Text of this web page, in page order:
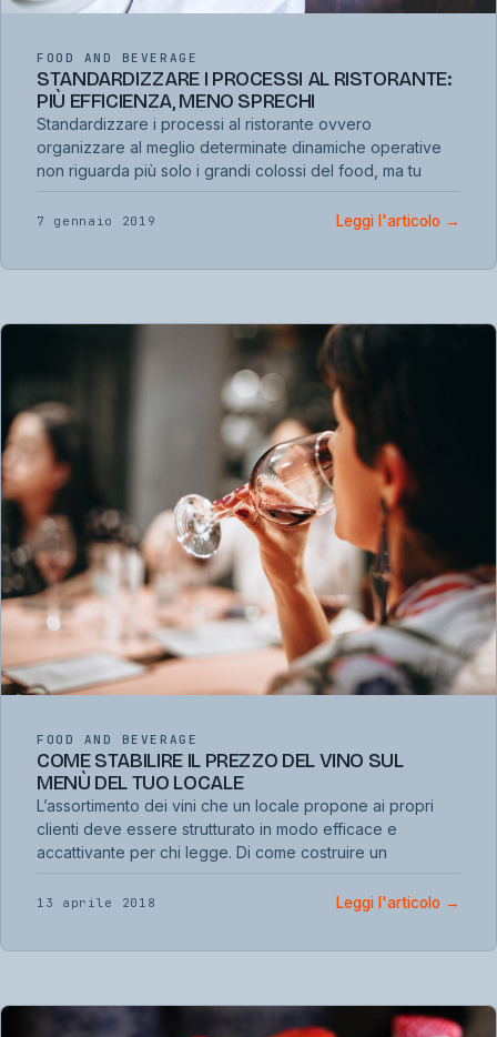
FOOD AND BEVERAGE
STANDARDIZZARE I PROCESSI AL RISTORANTE:
PIÙ EFFICIENZA, MENO SPRECHI
Standardizzare i processi al ristorante ovvero
organizzare al meglio determinate dinamiche operative
non riguarda più solo i grandi colossi del food, ma tu
7 gennaio 2019 Leggi l'articolo →
FOOD AND BEVERAGE
COME STABILIRE IL PREZZO DEL VINO SUL
MENÙ DEL TUO LOCALE
L’assortimento dei vini che un locale propone ai propri
clienti deve essere strutturato in modo efficace e
accattivante per chi legge. Di come costruire un
13 aprile 2018 Leggi l'articolo →